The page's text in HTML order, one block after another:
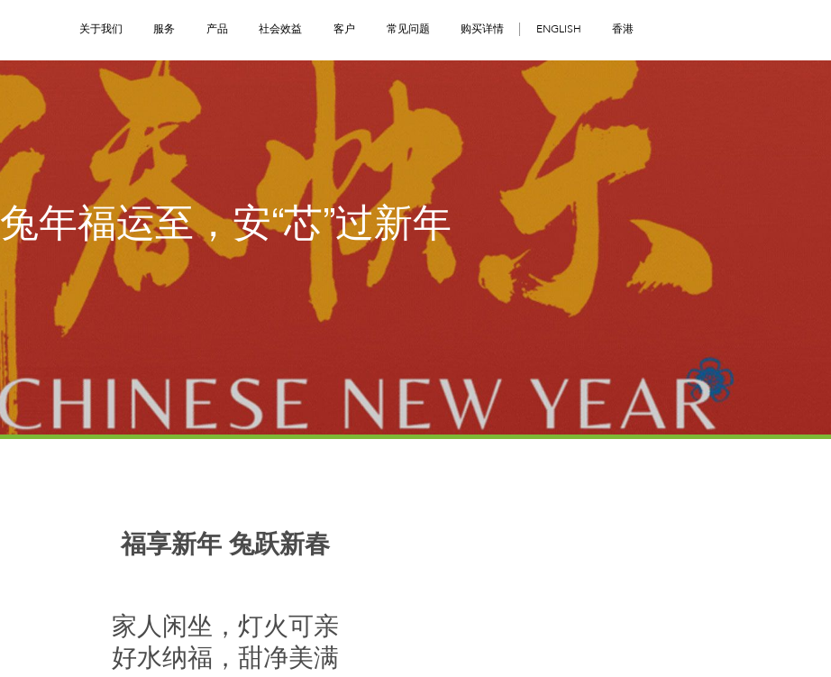
关于我们 服务 产品 社会效益 客户 常见问题 购买详情 ENGLISH 香港
兔年福运至，安“芯”过新年
福享新年 兔跃新春
家人闲坐，灯火可亲
好水纳福，甜净美满